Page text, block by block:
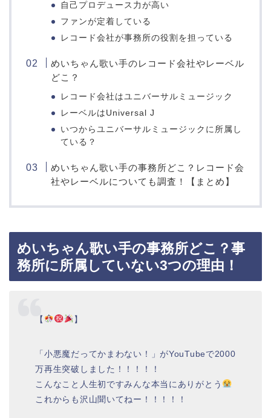
自己プロデュース力が高い
ファンが定着している
レコード会社が事務所の役割を担っている
めいちゃん歌い手のレコード会社やレーベル
どこ？
レコード会社はユニバーサルミュージック
レーベルはUniversal J
いつからユニバーサルミュージックに所属し
ている？
めいちゃん歌い手の事務所どこ？レコード会
社やレーベルについても調査！【まとめ】
めいちゃん歌い手の事務所どこ？事
務所に所属していない3つの理由！
【 】
「小悪魔だってかまわない！」がYouTubeで2000
万再生突破しました！！！！！
こんなこと人生初ですみんな本当にありがとう
これからも沢山聞いてねー！！！！！